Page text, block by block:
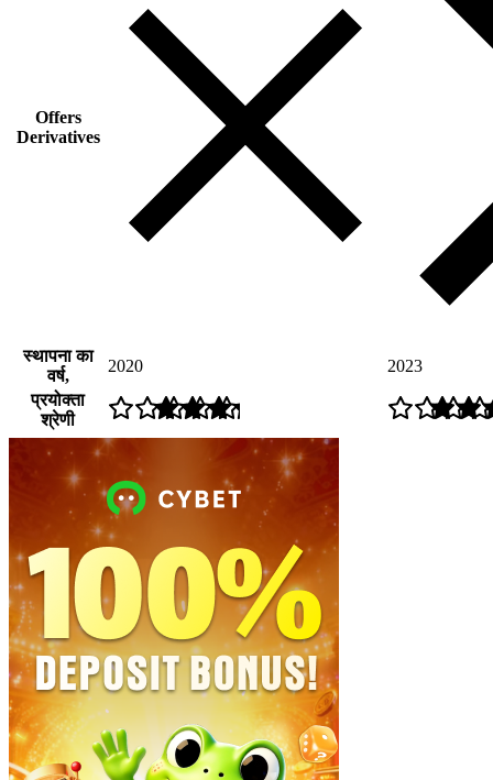
Offers
Derivatives
स्थापना का
वर्ष,
2020
2023
प्रयोक्ता
श्रेणी